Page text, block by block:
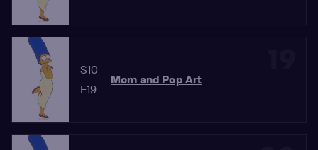
S10
E19
Mom and Pop Art